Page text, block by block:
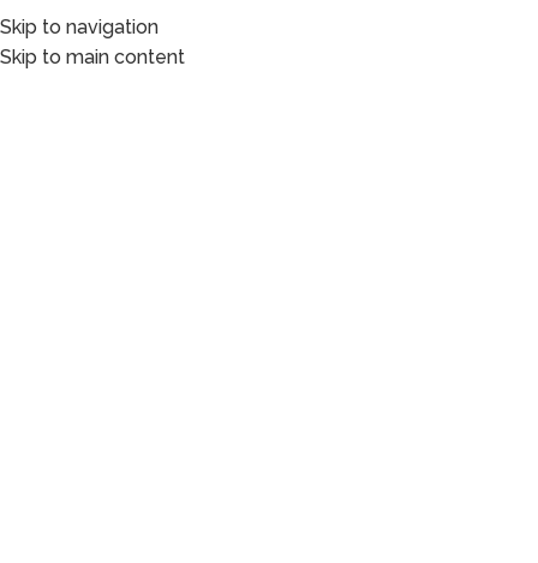
Skip to navigation
Skip to main content